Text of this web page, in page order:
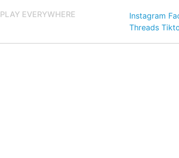
PLAY EVERYWHERE Instagram
Threads